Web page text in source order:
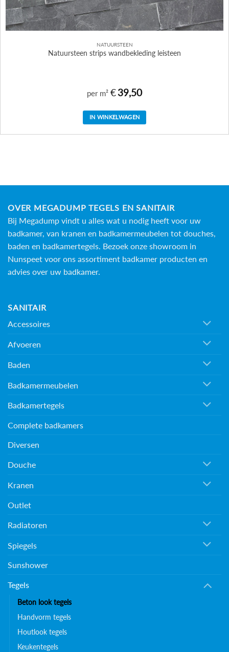
NATUURSTEEN
Natuursteen strips wandbekleding leisteen
per m² €39,50
IN WINKELWAGEN
OVER MEGADUMP TEGELS EN SANITAIR
Bij Megadump vindt u alles wat u nodig heeft voor uw
badkamer, van kranen en badkamermeubelen tot douches,
baden en badkamertegels. Bezoek onze showroom in
Nunspeet voor ons assortiment badkamer producten en
advies over uw badkamer.
SANITAIR
Accessoires
Afvoeren
Baden
Badkamermeubelen
Badkamertegels
Complete badkamers
Diversen
Douche
Kranen
Outlet
Radiatoren
Spiegels
Sunshower
Tegels
Beton look tegels
Handvorm tegels
Houtlook tegels
Keukentegels